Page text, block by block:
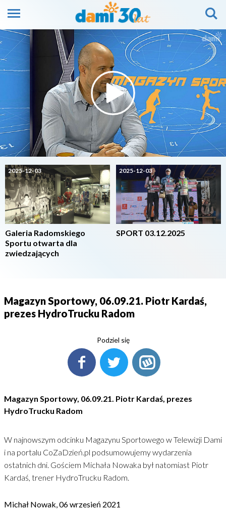
2025-12-03
Galeria Radomskiego
Sportu otwarta dla
zwiedzających
2025-12-03
SPORT 03.12.2025
Magazyn Sportowy, 06.09.21. Piotr Kardaś,
prezes HydroTrucku Radom
Podziel się
Magazyn Sportowy, 06.09.21. Piotr Kardaś, prezes
HydroTrucku Radom
W najnowszym odcinku Magazynu Sportowego w Telewizji Dami
i na portalu CoZaDzień.pl podsumowujemy wydarzenia
ostatnich dni. Gościem Michała Nowaka był natomiast Piotr
Kardaś, trener HydroTrucku Radom.
Michał Nowak, 06 wrzesień 2021